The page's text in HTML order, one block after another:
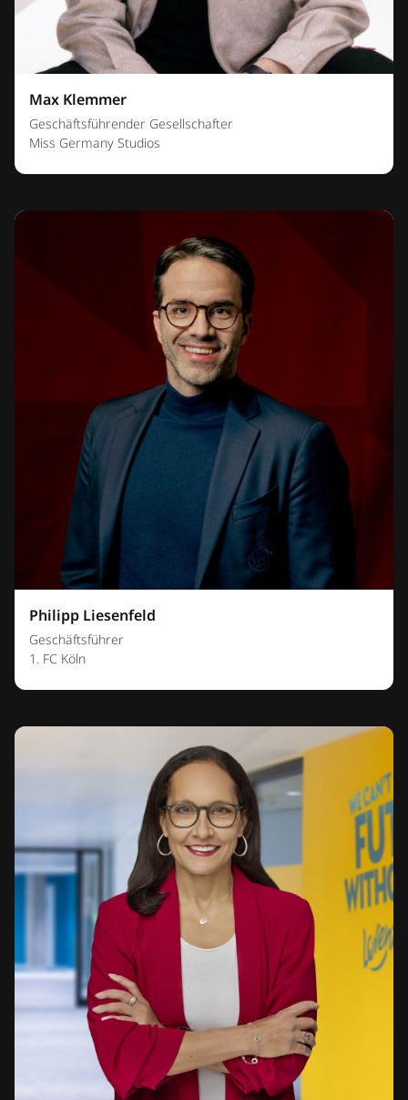
Max Klemmer
Geschäftsführender Gesellschafter
Miss Germany Studios
Philipp Liesenfeld
Geschäftsführer
1. FC Köln